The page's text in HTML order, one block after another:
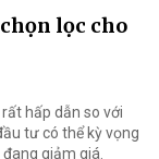
lọc cho
hấp dẫn so với
tư có thể kỳ vọng
giảm giá.